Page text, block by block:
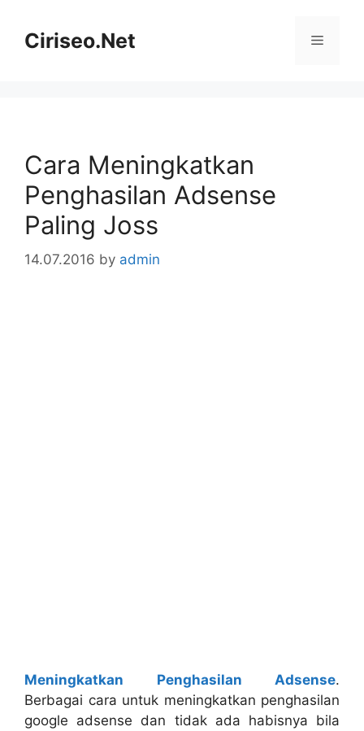
contentCiriseo.Net Menu
Cara Meningkatkan
Penghasilan Adsense
Paling Joss
14.07.2016 by admin
Meningkatkan Penghasilan Adsense.
Berbagai cara untuk meningkatkan penghasilan
google adsense dan tidak ada habisnya bila